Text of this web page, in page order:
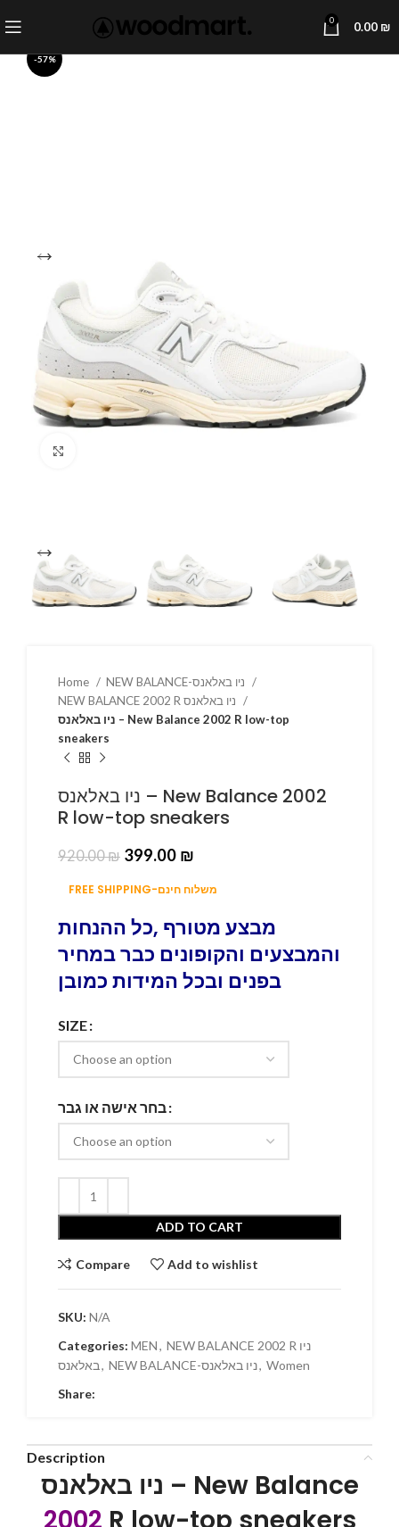
0 0.00 ₪
-57%
Home
ניו באלאנס – New Balance 2002 R low-top
sneakers
ניו באלאנס – New Balance 2002
R low-top sneakers
920.00₪ 399.00 ₪
FREE SHIPPING-משלוח חינם
מבצע מטורף ,כל ההנחות
והמבצעים והקופונים כבר במחיר
בפנים ובכל המידות כמובן
SIZE
בחר אישה או גבר
ADD TO CART
Compare Add to wishlist
SKU: N/A
Categories: MEN, NEW BALANCE 2002 R ניו
באלאנס, NEW BALANCE-ניו באלאנס, Women
Share:
Description
ניו באלאנס – New Balance